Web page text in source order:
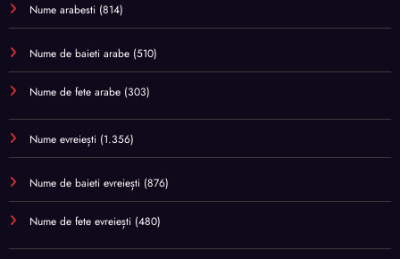
Nume arabesti (814)
Nume de baieti arabe (510)
Nume de fete arabe (303)
Nume evreiești (1.356)
Nume de baieti evreiești (876)
Nume de fete evreiești (480)